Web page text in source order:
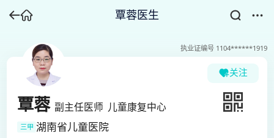
覃蓉医生
执业证编号 1104******1919
关注
覃蓉 副主任医师 儿童康复中心
三甲 湖南省儿童医院